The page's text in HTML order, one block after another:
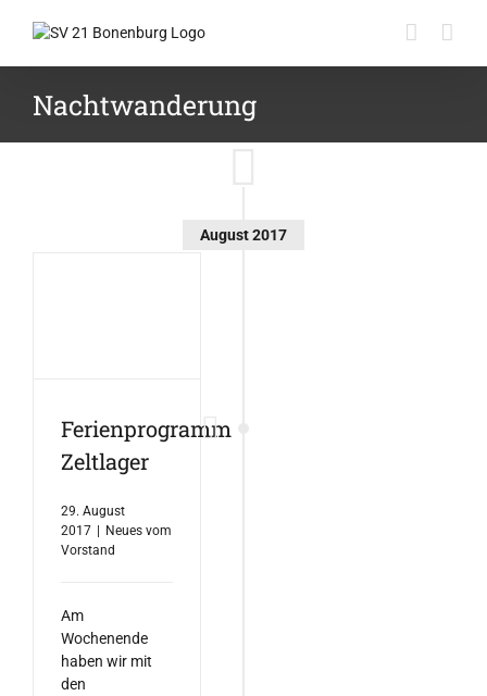
Inhalt
Nachtwanderung
August 2017
Ferienprogramm
Zeltlager
29. August
2017 | Neues vom
Vorstand
Am
Wochenende
haben wir mit
den